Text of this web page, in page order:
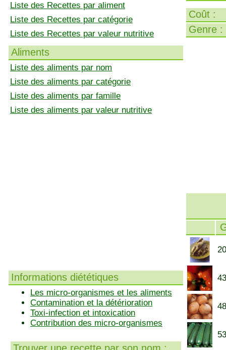
Liste des Recettes par aliment
Liste des Recettes par catégorie
Liste des Recettes par valeur nutritive
Aliments
Liste des aliments par nom
Liste des aliments par catégorie
Liste des aliments par famille
Liste des aliments par valeur nutritive
Informations diététiques
Les micro-organismes et les aliments
Contamination et la détérioration
Toxi-infection et intoxication
Contribution des micro-organismes
Coût :
Genre :